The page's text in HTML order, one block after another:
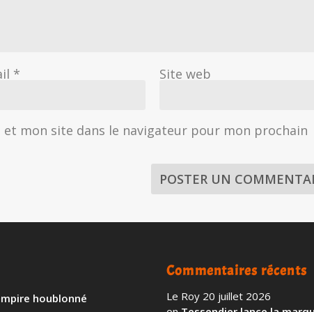
* Site web
mon site dans le navigateur pour mon prochain
houblonné
Commentaires récents
Le Roy 20 juillet 2026